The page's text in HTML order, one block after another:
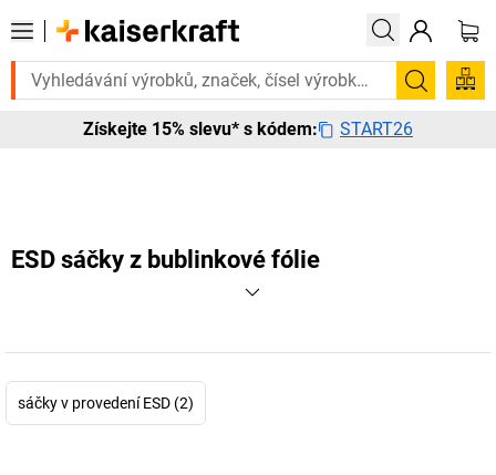
Potřebujete to urgentně? Vybrané bestsellery doručíme do 72
Hledání
Získejte 15% slevu* s kódem: START26
ESD sáčky z bublinkové fólie
sáčky v provedení ESD (2)